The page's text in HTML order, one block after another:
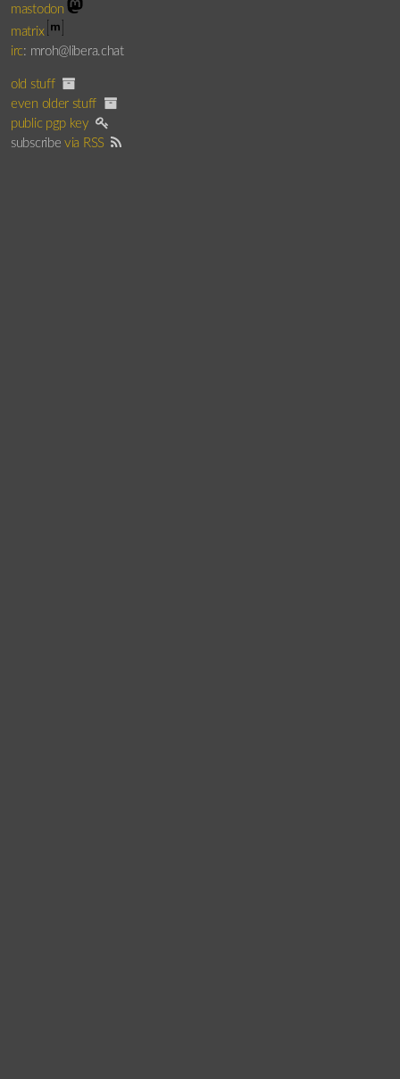
mastodon
matrix
irc: mroh@libera.chat
old stuff
even older stuff
public pgp key
subscribevia RSS